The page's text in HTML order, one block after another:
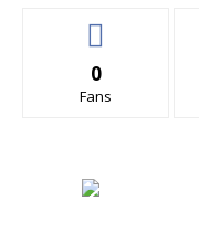
0
Fans